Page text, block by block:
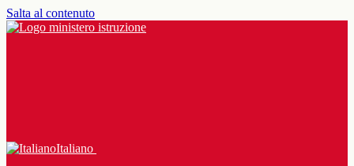
Salta al contenuto
Italiano